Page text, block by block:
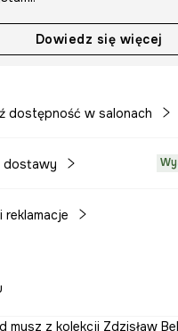
Dowiedz się więcej
dostępność w salonach
dostawy
reklamacje
mysz z kolekcji Zdzisław